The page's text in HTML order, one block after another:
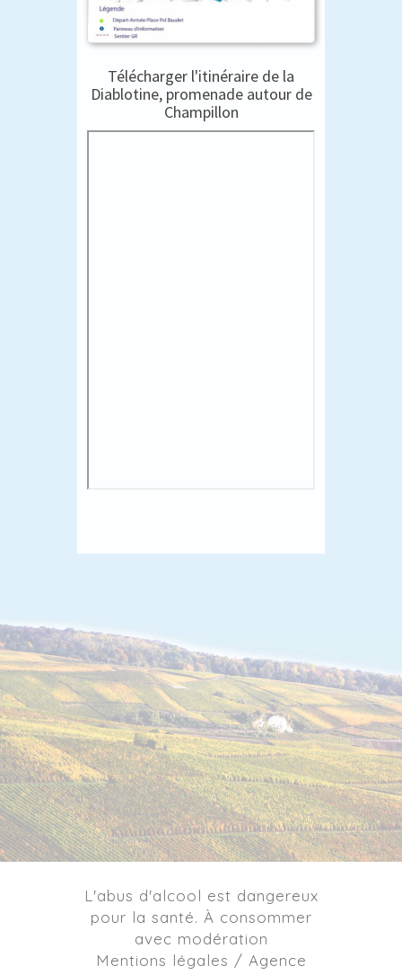
Télécharger l'itinéraire de la
Diablotine, promenade autour de
Champillon
L'abus d'alcool est dangereux
pour la santé. À consommer
avec modération
Mentions légales / Agence